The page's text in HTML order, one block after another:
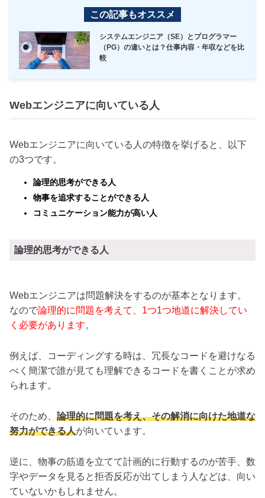
この記事もオススメ
システムエンジニア（SE）とプログラマー
（PG）の違いとは？仕事内容・年収などを比
較
Webエンジニアに向いている人
Webエンジニアに向いている人の特徴を挙げると、以下
の3つです。
論理的思考ができる人
物事を追求することができる人
コミュニケーション能力が高い人
論理的思考ができる人
Webエンジニアは問題解決をするのが基本となります。
なので論理的に問題を考えて、1つ1つ地道に解決してい
く必要があります。
例えば、コーディングする時は、冗長なコードを避けなる
べく簡潔で誰が見ても理解できるコードを書くことが求め
られます。
そのため、 論理的に問題を考え、その解消に向けた地道な
努力ができる人が向いています。
逆に、物事の筋道を立てて計画的に行動するのが苦手、数
字やデータを見ると拒否反応が出てしまう人などは、向い
ていないかもしれません。